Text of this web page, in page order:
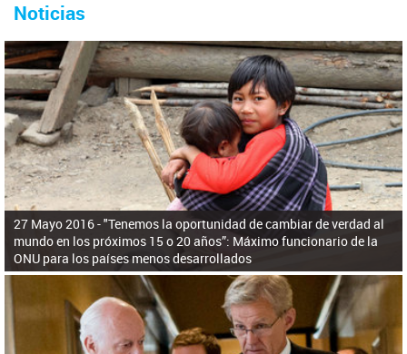
d
e
b
ú
s
q
u
e
d
a
usted
aquí
Noticias
reforzar la ayuda humanitaria en Venezuela
El Secretario General ha respondido a la carta enviada por el presidente de la
Asamblea Nacional de Venezuela solicitando a Naciones Unidas que aumente
la ayuda humanitaria. Guerres ha reiterado que la ONU está lista para hacerlo,
pero necesita el consentimiento y la colaboración del Gobierno.
27 Mayo 2016 -"Tenemos la oportunidad de cambiar de verdad al
mundo en los próximos 15 o 20 años”: Máximo funcionario de la
ONU para los países menos desarrollados